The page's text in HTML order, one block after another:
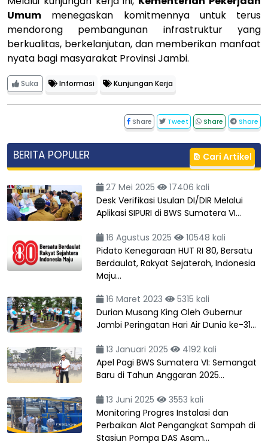
Umum menegaskan komitmennya untuk terus
mendorong pembangunan infrastruktur yang
berkualitas, berkelanjutan, dan memberikan manfaat
nyata bagi masyarakat Provinsi Jambi.
Suka Informasi Kunjungan Kerja
Share Tweet Share Share
BERITA POPULER Cari Artikel
27 Mei 2025
17406 kali
Desk Verifikasi Usulan DI/DIR Melalui
Aplikasi SIPURI di BWS Sumatera VI…
16 Agustus 2025
10548 kali
Pidato Kenegaraan HUT RI 80, Bersatu
Berdaulat, Rakyat Sejaterah, Indonesia
Maju…
16 Maret 2023
5315 kali
Durian Musang King Oleh Gubernur
Jambi Peringatan Hari Air Dunia ke-31…
13 Januari 2025
4192 kali
Apel Pagi BWS Sumatera VI: Semangat
Baru di Tahun Anggaran 2025…
13 Juni 2025
3553 kali
Monitoring Progres Instalasi dan
Perbaikan Alat Pengangkat Sampah di
Stasiun Pompa DAS Asam…